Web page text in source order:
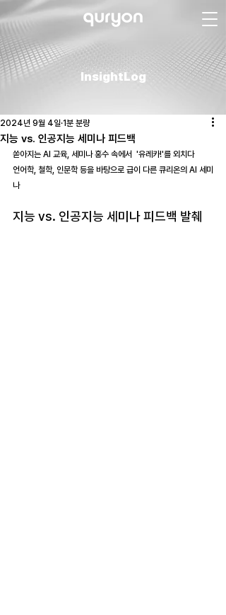
InsightLog
지능 vs. 인공지능 세미나 피드백
2024년 9월 4일 1분 분량
쏟아지는 AI 교육, 세미나 홍수 속에서  '유레카!'를 외치다
언어학, 철학, 인문학 등을 바탕으로 급이 다른 큐리온의 AI 세미
나
지능 vs. 인공지능 세미나 피드백 발췌